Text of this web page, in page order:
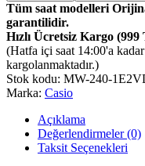
Tüm saat modelleri
garantilidir.
Hızlı Ücretsiz Kargo
(Hatfa içi saat 14:00'a
kargolanmaktadır.)
Stok kodu: MW-240-
Marka: Casio
Açıklama
Değerlendirmeler (0)
Taksit Seçenekleri